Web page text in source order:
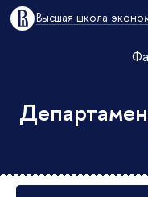
Высшая школа